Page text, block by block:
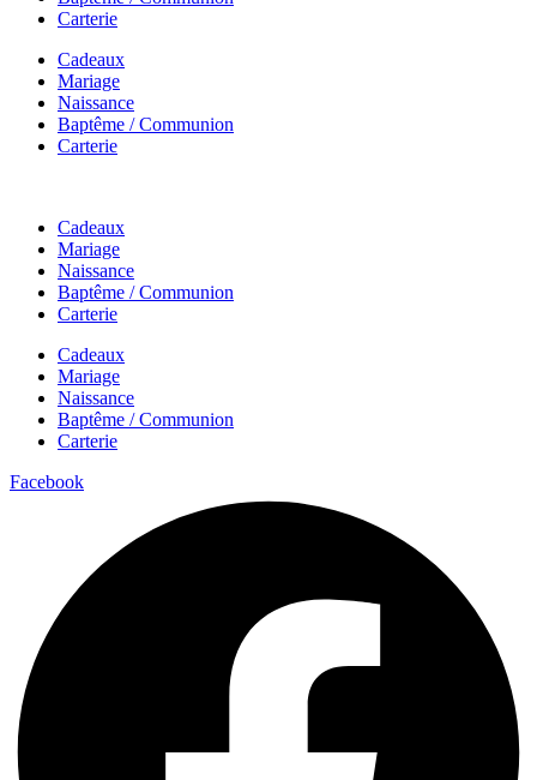
Carterie
Cadeaux
Mariage
Naissance
Baptême / Communion
Carterie
Cadeaux
Mariage
Naissance
Baptême / Communion
Carterie
Cadeaux
Mariage
Naissance
Baptême / Communion
Carterie
Facebook